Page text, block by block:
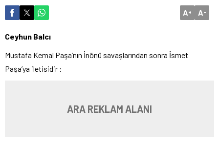
A+ A-
Ceyhun Balcı
Mustafa Kemal Paşa’nın İnönü savaşlarından sonra İsmet
Paşa’ya iletisidir :
ARA REKLAM ALANI